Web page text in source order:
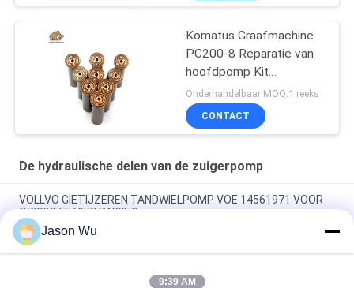
Komatus Graafmachine
PC200-8 Reparatie van
hoofdpomp Kit
Hydraulische pomp
Onderdeel zuigerpomp
Onderhoud reparatie
Onderhandelbaar MOQ:1 reeks
CONTACT
De hydraulische delen van de zuigerpomp
VOLLVO GIETIJZEREN TANDWIELPOMP VOE 14561971 VOOR
ORIGINELE VERVANGING
VOLLVO GIETIJZEREN TANDWIELPOMP VOE 14537295 VOOR
ORIGINELE VERVANGING
Jason Wu
9:39 AM